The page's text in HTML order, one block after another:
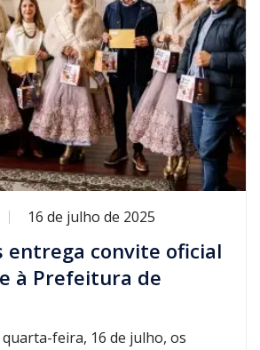
16 de julho de 2025
entrega convite oficial
à Prefeitura de
feira, 16 de julho, os